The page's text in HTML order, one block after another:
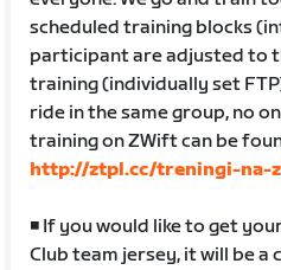
scheduled training blocks
participant are adjusted to
training (individually set
ride in the same group, no
training on ZWift can be
http://ztpl.cc/treningi-na-
◾️ If you would like to get
Club team jersey, it will be a